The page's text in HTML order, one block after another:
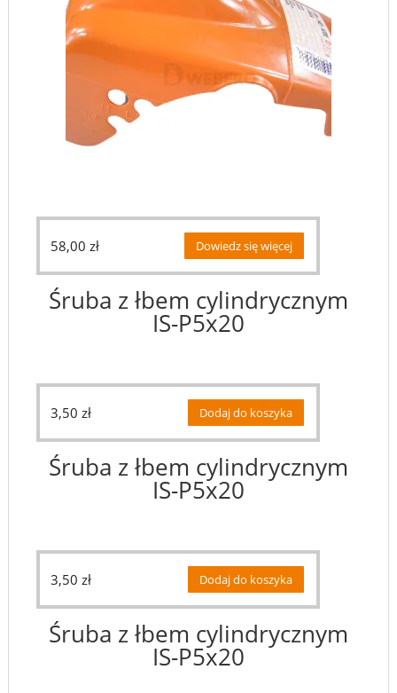
58,00 zł Dowiedz się więcej
Śruba z łbem cylindrycznym
IS-P5x20
3,50 zł Dodaj do koszyka
Śruba z łbem cylindrycznym
IS-P5x20
3,50 zł Dodaj do koszyka
Śruba z łbem cylindrycznym
IS-P5x20